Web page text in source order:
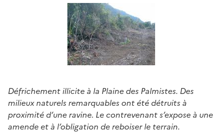
Défrichement illicite à la Plaine des Palmistes. Des
milieux naturels remarquables ont été détruits à
proximité d’une ravine. Le contrevenant s’expose à une
amende et à l’obligation de reboiser le terrain.